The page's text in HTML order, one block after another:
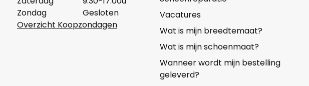
Zondag
Gesloten
Overzicht Koopzondagen
Vacatures
Wat is mijn breedtemaat?
Wat is mijn schoenmaat?
Wanneer wordt mijn bestelling
geleverd?